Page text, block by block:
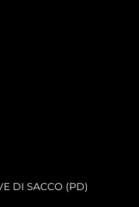
DI SACCO (PD)